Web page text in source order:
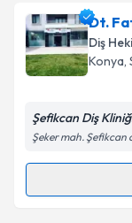
Dt. Fatma
talebi
için bir
Kişisel
Dt.
Diş
Konya,
Şefikcan Diş
Şeker mah. Şefikcan
Randevu